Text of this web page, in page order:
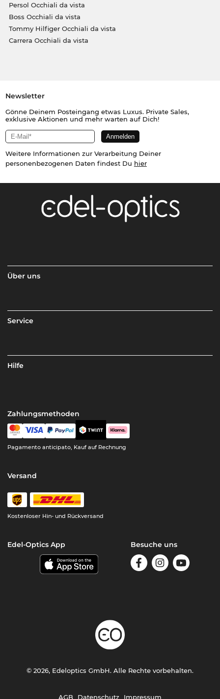
Persol Occhiali da vista
Boss Occhiali da vista
Tommy Hilfiger Occhiali da vista
Carrera Occhiali da vista
Newsletter
Gönne Deinem Posteingang etwas Luxus. Private Sales,
exklusive Aktionen und mehr warten auf Dich!
Weitere Informationen zur Verarbeitung Deiner
personenbezogenen Daten findest Du hier
Über uns
Service
Hilfe
Zahlungsmethoden
Pagamento anticipato, Kauf auf Rechnung
Versand
Kostenloser Hin- und Rückversand
Edel-Optics App Besuche uns
AGB Datenschutz Impressum
© 2026, Edeloptics GmbH. Alle Rechte vorbehalten.